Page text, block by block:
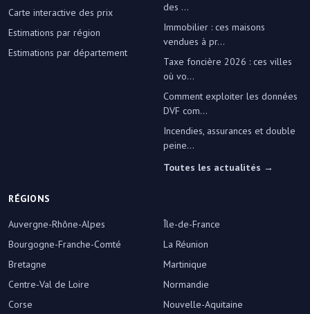
Carte interactive des prix
Estimations par région
Estimations par département
des ...
Immobilier : ces maisons
vendues à pr...
Taxe foncière 2026 : ces villes
où vo...
Comment exploiter les données
DVF com...
Incendies, assurances et double
peine...
Toutes les actualités →
RÉGIONS
Auvergne-Rhône-Alpes
Bourgogne-Franche-Comté
Bretagne
Centre-Val de Loire
Corse
Île-de-France
La Réunion
Martinique
Normandie
Nouvelle-Aquitaine